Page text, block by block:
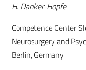
H. Danker-Hopfe
Competence Center
Neurosurgery and
Berlin, Germany